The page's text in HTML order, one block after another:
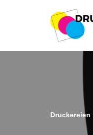
Druckereien